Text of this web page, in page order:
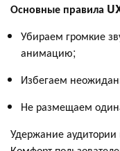
Основные правила
Убираем громкие
анимацию;
Избегаем
Не размещаем
Удержание